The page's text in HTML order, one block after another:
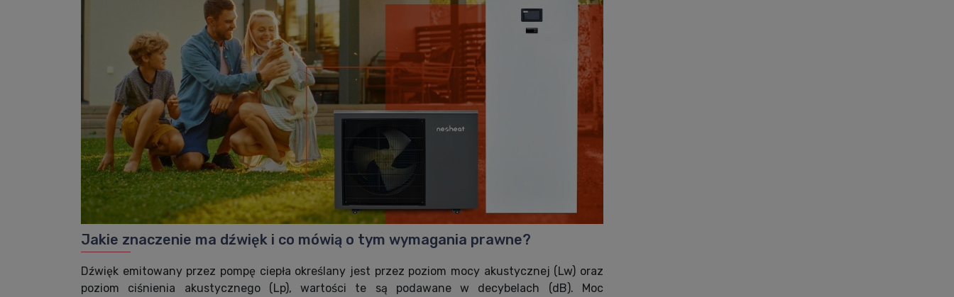
Jakie znaczenie ma dźwięk i co mówią o tym wymagania prawne?
Dźwięk emitowany przez pompę ciepła określany jest przez poziom mocy akustycznej (Lw) oraz
poziom ciśnienia akustycznego (Lp), wartości te są podawane w decybelach (dB). Moc